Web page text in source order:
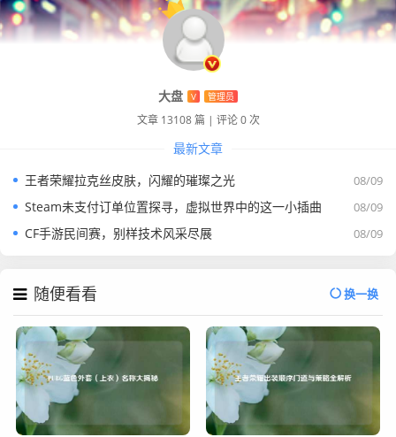
大盘 V 管理员
文章 13108 篇 | 评论 0 次
最新文章
08/09
王者荣耀拉克丝皮肤，闪耀的璀璨之光
08/09
Steam未支付订单位置探寻，虚拟世界中的这一小插曲
08/09
CF手游民间赛，别样技术风采尽展
随便看看 换一换